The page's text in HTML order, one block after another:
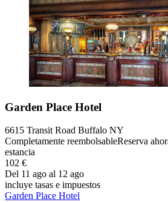
Garden Place Hotel
6615 Transit Road Buffalo NY
Completamente reembolsableReserva
estancia
102 €
Del 11 ago al 12 ago
incluye tasas e impuestos
Garden Place Hotel